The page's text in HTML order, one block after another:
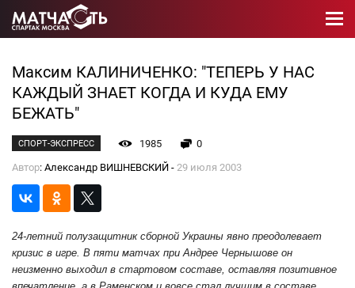
Максим КАЛИНИЧЕНКО: "ТЕПЕРЬ У НАС
КАЖДЫЙ ЗНАЕТ КОГДА И КУДА ЕМУ
БЕЖАТЬ"
СПОРТ-ЭКСПРЕСС 1985
0
Автор: Александр ВИШНЕВСКИЙ - 29 июля 2003
24-летний полузащитник сборной Украины явно преодолевает
кризис в игре. В пяти матчах при Андрее Чернышове он
неизменно выходил в стартовом составе, оставляя позитивное